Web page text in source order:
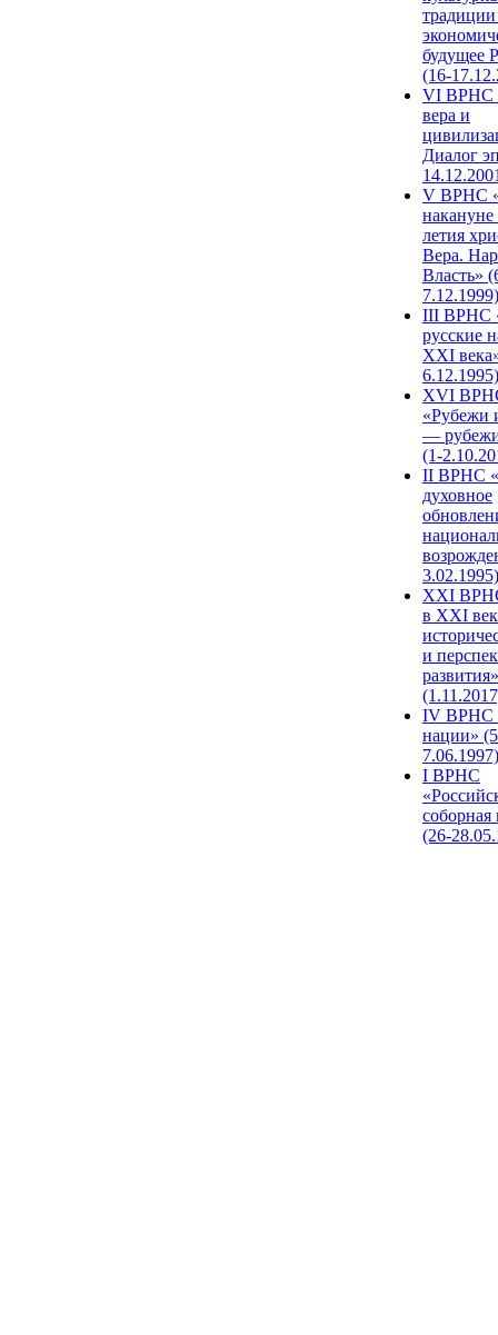
будущее
(16-
VI ВРНС
вера и
Диалог
V ВРНС
накануне
летия
Вера.
Власть»
7.12.1999)
III ВРНС
русские
XXI
6.12.1995)
XVI
«Рубежи
—
(1-
II ВРНС
духовное
3.02.1995)
XХI
в XXI
и
развития»
IV ВРНС
нации»
7.06.1997)
I ВРНС
(26-